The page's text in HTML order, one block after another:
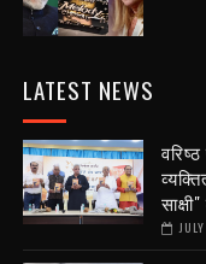
LATEST NEWS